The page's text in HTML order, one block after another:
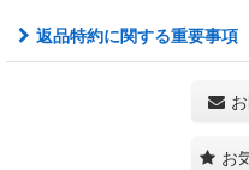
返品特約に関する重要事項
お